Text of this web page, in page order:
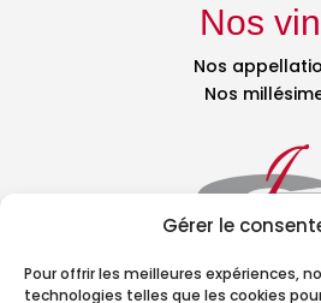
Gérer le
Pour offrir les meilleures expériences,
technologies telles que les cookies
Nos
Nos
Nos